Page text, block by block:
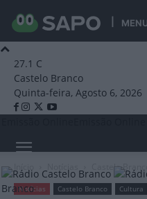
27.1 C
Castelo Branco
Quinta-feira, Agosto 6, 2026
Branco
Castelo Branco
Notícias Castelo Branco Cultura